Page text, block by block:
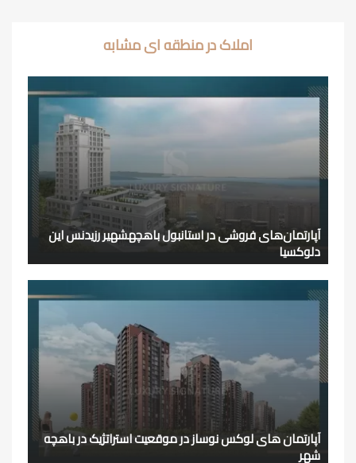
املاک در منطقه ای مشابه
آپارتمان‌های فروشی در استانبول باهچهشهیر رزیدنس این
دلوکسیا
آپارتمان های لوکس نوساز در موقعیت استراتژیک در باهچه
شهر